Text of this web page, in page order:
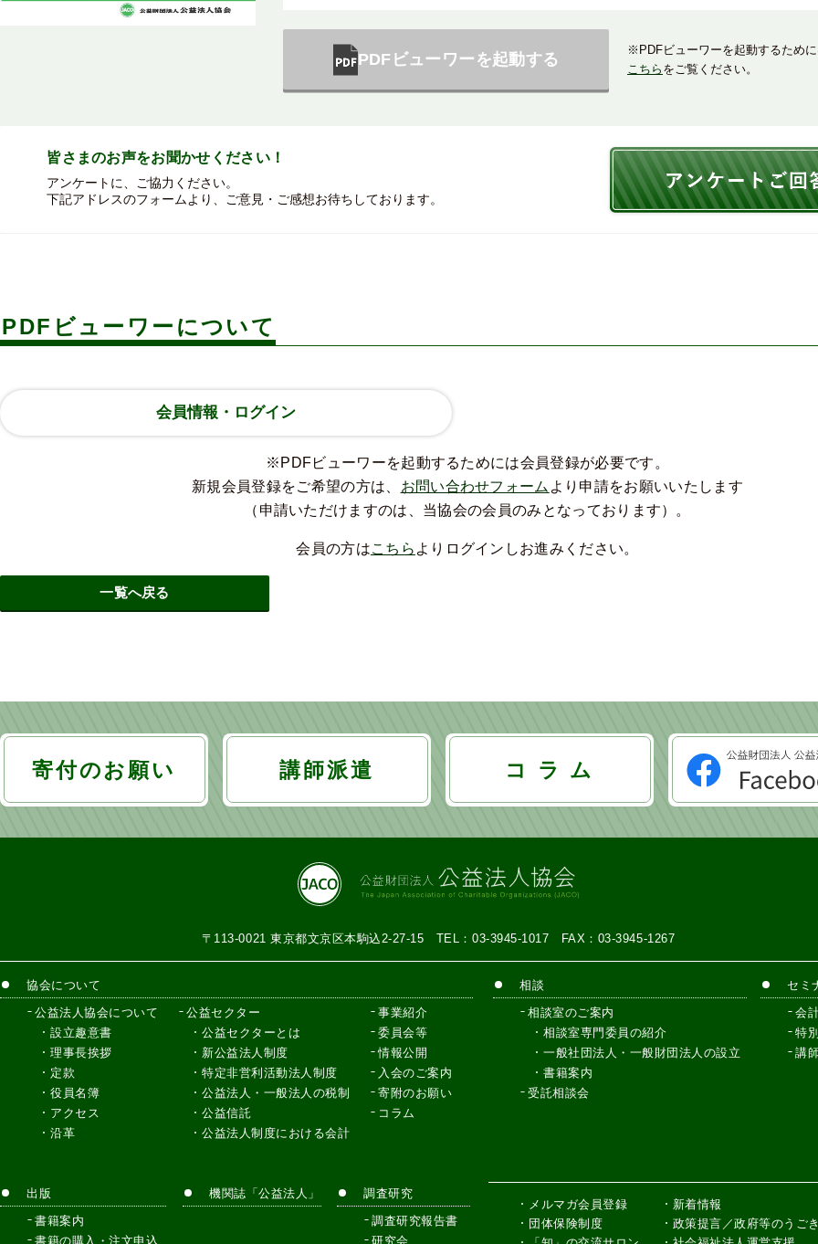
PDFビューワーを起動する
※PDFビューワーを起動するため
こちら をご覧ください。
皆さまのお声をお聞かせください！
アンケートに、ご協力ください。
下記アドレスのフォームより、ご意見・ご感想お待ちしております。
PDFビューワーについて
会員情報・ログイン
※PDFビューワーを起動するためには会員登録が必要です。
新規会員登録をご希望の方は、 お問い合わせフォーム より申請をお願いいたします
（申請いただけますのは、当協会の会員のみとなっております）。
会員の方はこちら よりログインしお進みください。
一覧へ戻る
寄付のお願い 講師派遣 コ ラ ム
〒113-0021 東京都文京区本駒込2-27-15 TEL：03-3945-1017 FAX：03-3945-1267
協会について
公益法人協会について
設立趣意書
理事長挨拶
定款
役員名簿
アクセス
沿革
公益セクター
公益セクターとは
新公益法人制度
特定非営利活動法人制度
公益法人・一般法人の税制
公益信託
公益法人制度における会計
事業紹介
委員会等
情報公開
入会のご案内
寄附のお願い
コラム
相談
相談室のご案内
相談室専門委員の紹介
一般社団法人・一般財団法人の設立
書籍案内
受託相談会
セミ
会
特
講
出版
書籍案内
書籍の購入・注文申込
機関誌「公益法人」
調査研究
調査研究報告書
研究会
メルマガ会員登録
団体保険制度
新着情報
政策提言／政府等のうご